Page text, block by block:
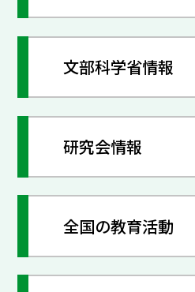
文部科学省情報
研究会情報
全国の教育活動